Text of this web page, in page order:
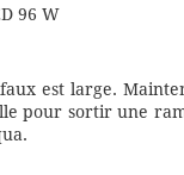
96 W
est large.
pour sortir une